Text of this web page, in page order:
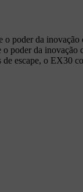
poder da
poder da
escape, o EX30